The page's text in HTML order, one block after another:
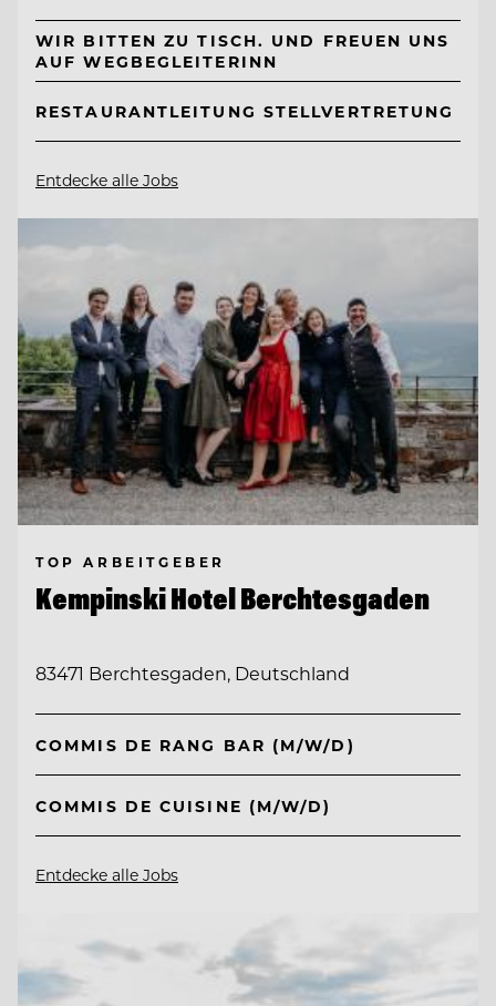
WIR BITTEN ZU TISCH. UND FREUEN UNS
AUF WEGBEGLEITERINN
RESTAURANTLEITUNG STELLVERTRETUNG
Entdecke alle Jobs
TOP ARBEITGEBER
Kempinski Hotel Berchtesgaden
83471 Berchtesgaden, Deutschland
COMMIS DE RANG BAR (M/W/D)
COMMIS DE CUISINE (M/W/D)
Entdecke alle Jobs